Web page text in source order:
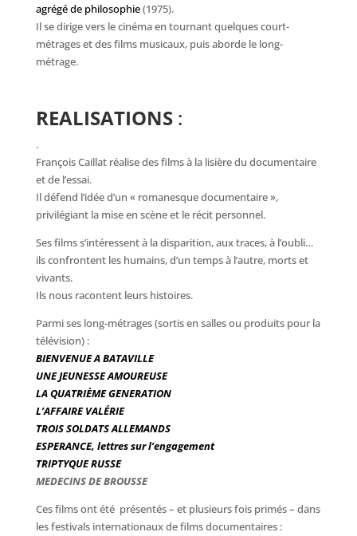
agrégé de philosophie(1975).
Il se dirige vers le cinéma en tournant quelques court-
métrages et des films musicaux, puis aborde le long-
métrage.
REALISATIONS:
.
François Caillat réalise des films à la lisière du documentaire
et de l’essai.
Il défend l’idée d’un « romanesque documentaire »,
privilégiant la mise en scène et le récit personnel.
Ses films s’intéressent à la disparition, aux traces, à l’oubli…
ils confrontent les humains, d’un temps à l’autre, morts et
vivants.
Ils nous racontent leurs histoires.
Parmi ses long-métrages (sortis en salles ou produits pour la
télévision) :
BIENVENUE A BATAVILLE
UNE JEUNESSE AMOUREUSE
LA QUATRIÈME GENERATION
L’AFFAIRE VALÉRIE
TROIS SOLDATS ALLEMANDS
ESPERANCE, lettres sur l’engagement
TRIPTYQUE RUSSE
MEDECINS DE BROUSSE
Ces films ont été présentés – et plusieurs fois primés – dans
les festivals internationaux de films documentaires :